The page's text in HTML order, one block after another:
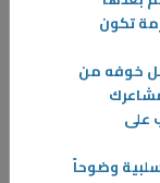
تكون
خوفه من
على
وضوحاً